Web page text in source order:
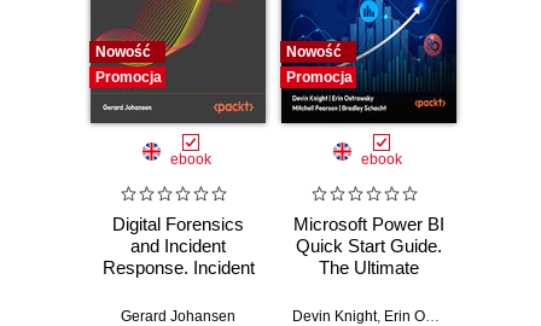
Nowość
Promocja
ebook
Digital Forensics
and Incident
Response. Incident
and techniques for
Gerard Johansen
Nowość
Promocja
ebook
Microsoft Power BI
Quick Start Guide.
The Ultimate
to Power BI, Data
Devin Knight, Erin Ostrowsky